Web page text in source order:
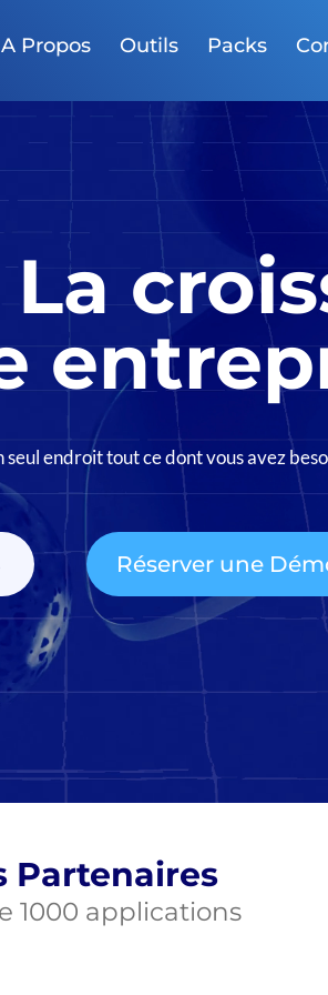
A Propos Outils Packs
seul endroit tout ce dont vous avez
Réserver une
Partenaires
1000 applications